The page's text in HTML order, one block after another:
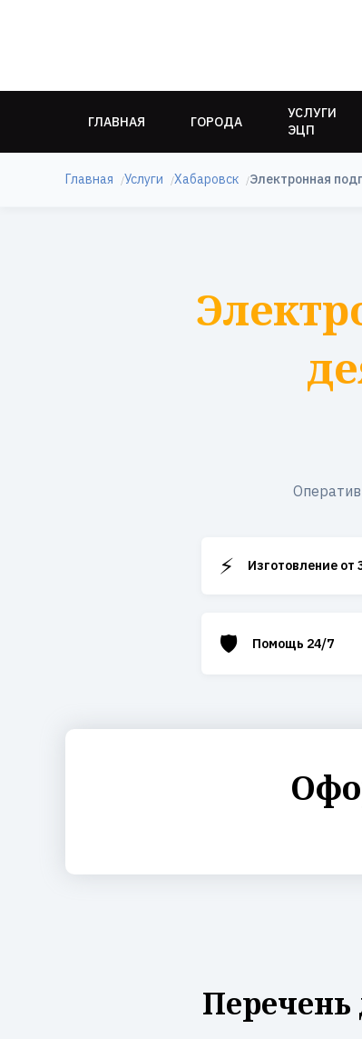
ГЛАВНАЯ ГОРОДА
УСЛУГИ
ЭЦП
Главная Услуги Хабаровск Электронная
⚡ Изготовление от
🛡️ Помощь 24/7
Перечень